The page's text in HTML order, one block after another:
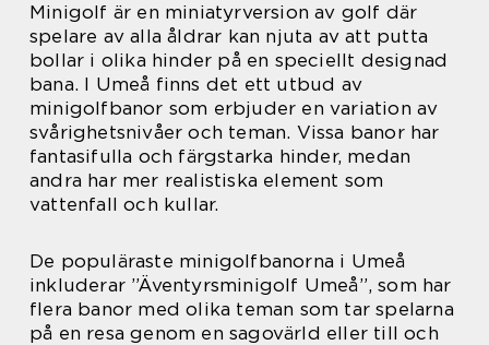
Minigolf är en miniatyrversion av golf där
spelare av alla åldrar kan njuta av att putta
bollar i olika hinder på en speciellt designad
bana. I Umeå finns det ett utbud av
minigolfbanor som erbjuder en variation av
svårighetsnivåer och teman. Vissa banor har
fantasifulla och färgstarka hinder, medan
andra har mer realistiska element som
vattenfall och kullar.
De populäraste minigolfbanorna i Umeå
inkluderar ”Äventyrsminigolf Umeå”, som har
flera banor med olika teman som tar spelarna
på en resa genom en sagovärld eller till och